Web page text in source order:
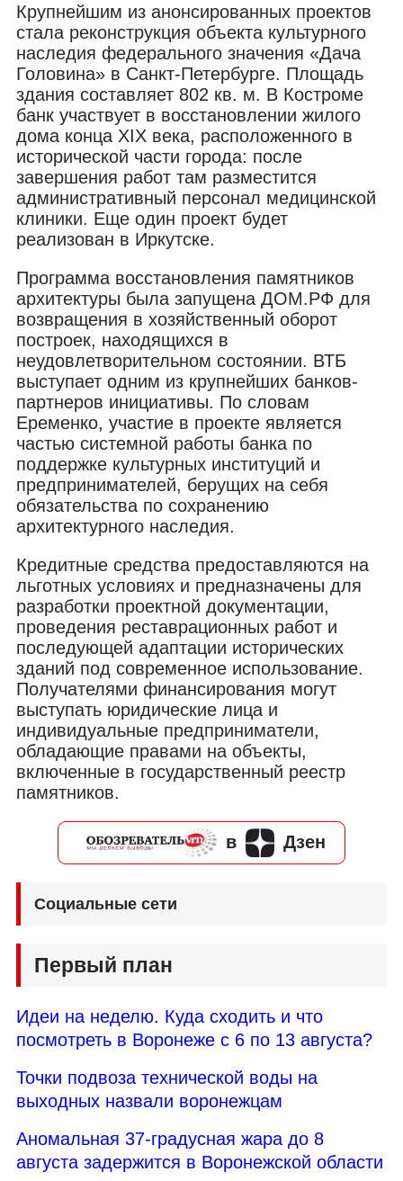
Крупнейшим из анонсированных проектов
стала реконструкция объекта культурного
наследия федерального значения «Дача
Головина» в Санкт-Петербурге. Площадь
здания составляет 802 кв. м. В Костроме
банк участвует в восстановлении жилого
дома конца XIX века, расположенного в
исторической части города: после
завершения работ там разместится
административный персонал медицинской
клиники. Еще один проект будет
реализован в Иркутске.
Программа восстановления памятников
архитектуры была запущена ДОМ.РФ для
возвращения в хозяйственный оборот
построек, находящихся в
неудовлетворительном состоянии. ВТБ
выступает одним из крупнейших банков-
партнеров инициативы. По словам
Еременко, участие в проекте является
частью системной работы банка по
поддержке культурных институций и
предпринимателей, берущих на себя
обязательства по сохранению
архитектурного наследия.
Кредитные средства предоставляются на
льготных условиях и предназначены для
разработки проектной документации,
проведения реставрационных работ и
последующей адаптации исторических
зданий под современное использование.
Получателями финансирования могут
выступать юридические лица и
индивидуальные предприниматели,
обладающие правами на объекты,
включенные в государственный реестр
памятников.
в Дзен
Социальные сети
Первый план
Идеи на неделю. Куда сходить и что
посмотреть в Воронеже с 6 по 13 августа?
Точки подвоза технической воды на
выходных назвали воронежцам
Аномальная 37-градусная жара до 8
августа задержится в Воронежской области